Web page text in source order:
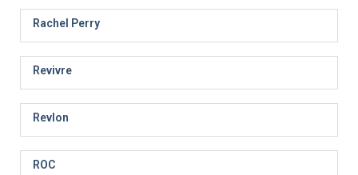
Rachel Perry
Revivre
Revlon
ROC